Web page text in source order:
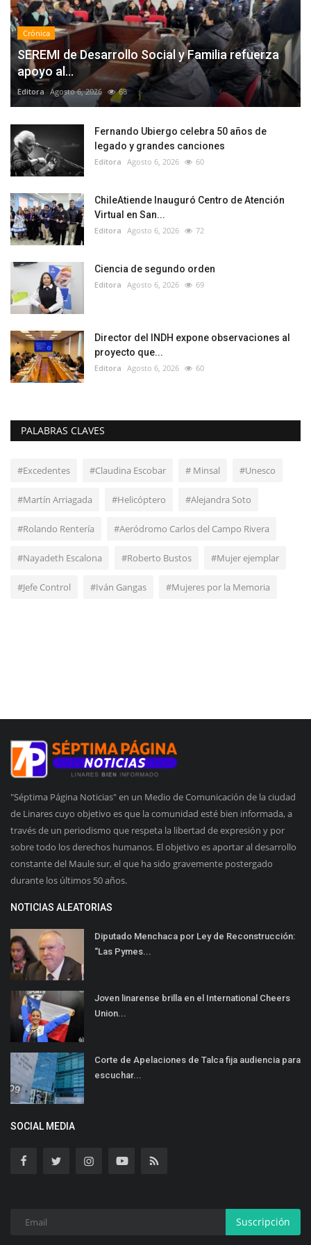
Crónica
SEREMI de Desarrollo Social y Familia refuerza
apoyo al...
Editora Agosto 6, 2026 68
Fernando Ubiergo celebra 50 años de
legado y grandes canciones
Editora Agosto 6, 2026 60
ChileAtiende Inauguró Centro de Atención
Virtual en San...
Editora Agosto 6, 2026 72
Ciencia de segundo orden
Editora Agosto 6, 2026 69
Director del INDH expone observaciones al
proyecto que...
Editora Agosto 6, 2026 60
PALABRAS CLAVES
#Excedentes #Claudina Escobar # Minsal #Unesco
#Martín Arriagada #Helicóptero #Alejandra Soto
#Rolando Rentería #Aeródromo Carlos del Campo Rivera
#Nayadeth Escalona #Roberto Bustos #Mujer ejemplar
#Jefe Control #Iván Gangas #Mujeres por la Memoria
"Séptima Página Noticias" en un Medio de Comunicación de la ciudad
de Linares cuyo objetivo es que la comunidad esté bien informada, a
través de un periodismo que respeta la libertad de expresión y por
sobre todo los derechos humanos. El objetivo es aportar al desarrollo
constante del Maule sur, el que ha sido gravemente postergado
durante los últimos 50 años.
NOTICIAS ALEATORIAS
Diputado Menchaca por Ley de Reconstrucción:
“Las Pymes...
Joven linarense brilla en el International Cheers
Union...
Corte de Apelaciones de Talca fija audiencia para
escuchar...
SOCIAL MEDIA
Suscripción